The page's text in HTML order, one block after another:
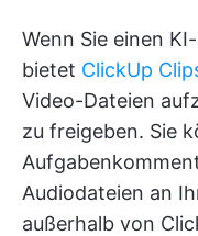
Wenn Sie einen
bietet ClickUp
Video-Dateien
zu freigeben. Sie
Audiodateien an
außerhalb von